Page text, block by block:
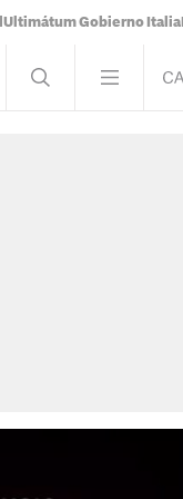
Ultimátum Gobierno Italia